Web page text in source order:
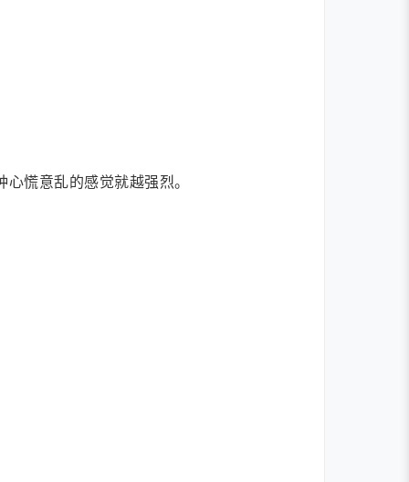
慌意乱的感觉就越强烈。